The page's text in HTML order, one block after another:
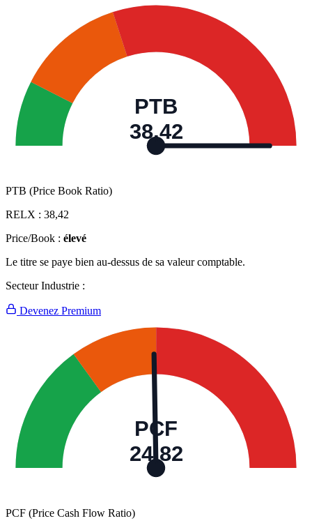
PTB
38,42
PTB (Price Book Ratio)
RELX : 38,42
Price/Book : élevé
Le titre se paye bien au-dessus de sa valeur comptable.
Secteur Industrie :
Devenez Premium
PCF
24,82
PCF (Price Cash Flow Ratio)